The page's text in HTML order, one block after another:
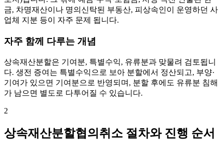
금, 차명재산이나 명의신탁된 부동산, 피상속인이 운영하던 사
업체 지분 등이 자주 문제 됩니다.
자주 함께 다루는 개념
상속재산분할은 기여분, 특별수익, 유류분과 맞물려 검토됩니
다. 생전 증여는 특별수익으로 보아 분할에서 정산되고, 부양·
기여가 있으면 기여분으로 반영되며, 분할 후에도 유류분 침해
가 남으면 별도로 다투어질 수 있습니다.
2
상속재산분할협의취소 절차와 진행 순서